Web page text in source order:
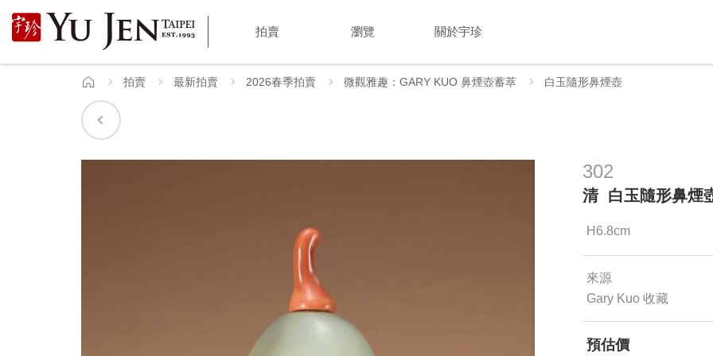
宇
珍
拍賣 瀏覽 關於宇珍
首
頁
拍賣 最新拍賣 2026春季拍賣 微觀雅趣：GARY KUO 鼻煙壺蓄萃 白玉隨形鼻煙壺
302
清 白玉隨形鼻煙
H6.8cm
來源
Gary Kuo 收藏
預估價